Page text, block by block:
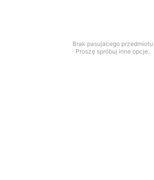
Brak pasujacego przedmiotu
Proszę spróbuj inne opcje.